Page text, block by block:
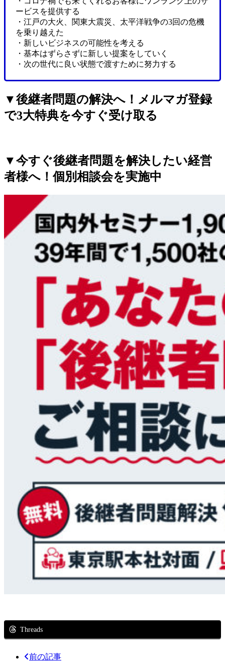
ービスを提供する
・江戸の大火、関東大震災、太平洋戦争の3回の危機
を乗り越えた
・新しいビジネスの可能性を考える
・基本はずらさずに新しい提案をしていく
・次の世代に良い状態で渡すために努力する
▼後継者問題の解決へ！メルマガ登録
で3大特典を今すぐ受け取る
▼今すぐ後継者問題を解決したい経営
者様へ！個別相談会を実施中
Threads
前の記事